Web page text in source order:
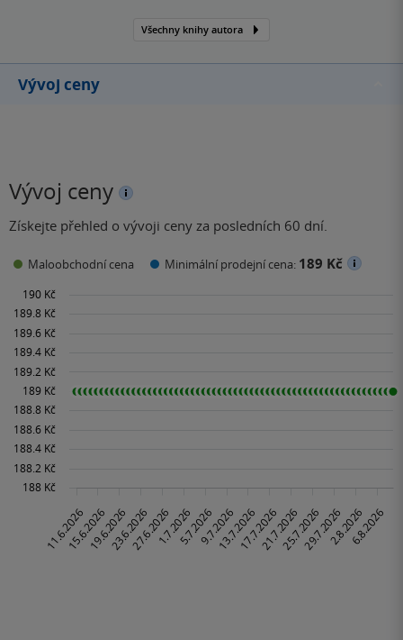
Všechny knihy autora
Vývoj ceny
Vývoj ceny
Získejte přehled o vývoji ceny za posledních 60 dní.
Maloobchodní cena Minimální prodejní cena: 189 Kč